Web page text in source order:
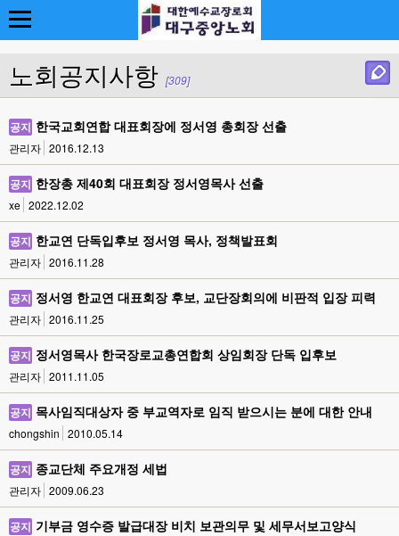
노회공지사항 [309]
공지 한국교회연합 대표회장에 정서영 총회장 선출
관리자 2016.12.13
공지 한장총 제40회 대표회장 정서영목사 선출
xe 2022.12.02
공지 한교연 단독입후보 정서영 목사, 정책발표회
관리자 2016.11.28
공지 정서영 한교연 대표회장 후보, 교단장회의에 비판적 입장 피력
관리자 2016.11.25
공지 정서영목사 한국장로교총연합회 상임회장 단독 입후보
관리자 2011.11.05
공지 목사임직대상자 중 부교역자로 임직 받으시는 분에 대한 안내
chongshin 2010.05.14
공지 종교단체 주요개정 세법
관리자 2009.06.23
공지 기부금 영수증 발급대장 비치 보관의무 및 세무서보고양식